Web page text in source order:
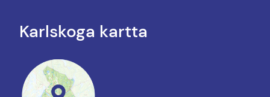
Karlskoga kartta